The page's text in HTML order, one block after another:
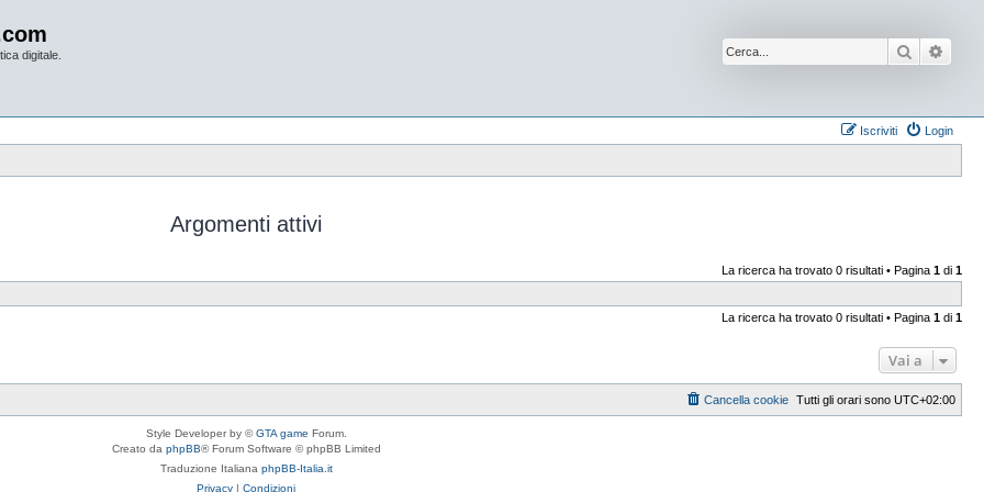
digitale. Cerca
Login
Iscriviti
Argomenti attivi
La ricerca ha trovato 0 risultati • Pagina 1 di 1
La ricerca ha trovato 0 risultati • Pagina 1 di 1
Vai a
Tutti gli orari sono UTC+02:00
Cancella cookie
Style Developer by ©GTA game Forum.
Creato da phpBB® Forum Software © phpBB Limited
Traduzione Italiana phpBB-Italia.it
Privacy | Condizioni